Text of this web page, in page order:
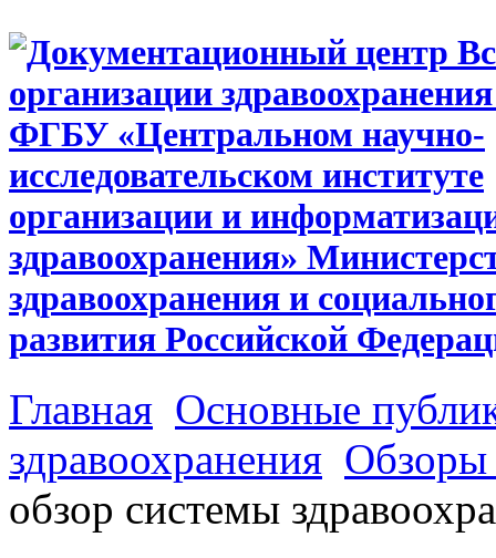
Главная Основные
здравоохранения Обзоры
обзор системы